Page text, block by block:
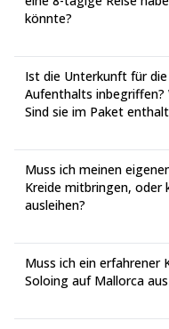
könnte?
Ist die Unterkunft für
Aufenthalts
Sind sie im Paket
Muss ich meinen
Kreide mitbringen, oder
ausleihen?
Muss ich ein erfahrener
Soloing auf Mallorca